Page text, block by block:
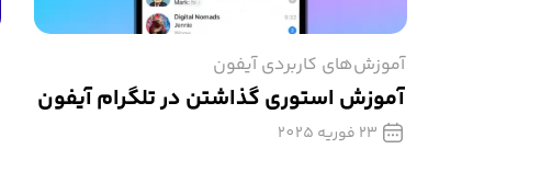
آموزش‌های کاربردی آیفون
آموزش استوری گذاشتن در تلگرام آیفون
23 فوریه 2025